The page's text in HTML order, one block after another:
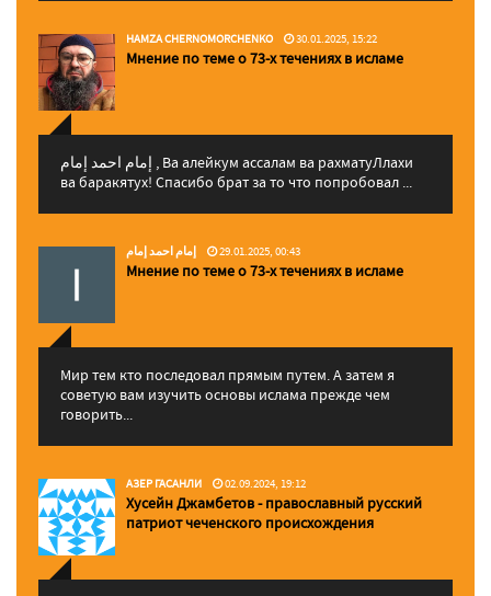
HAMZA CHERNOMORCHENKO 30.01.2025, 15:22
Мнение по теме о 73-х течениях в исламе
إمام احمد إمام , Ва алейкум ассалам ва рахматуЛлахи
ва баракятух! Спасибо брат за то что попробовал ...
إمام احمد إمام 29.01.2025, 00:43
Мнение по теме о 73-х течениях в исламе
Мир тем кто последовал прямым путем. А затем я
советую вам изучить основы ислама прежде чем
говорить...
АЗЕР ГАСАНЛИ 02.09.2024, 19:12
Хусейн Джамбетов - православный русский
патриот чеченского происхождения